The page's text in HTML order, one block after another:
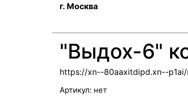
г. Москва
"Выдох-6"
https://xn--80aaxitdipd.xn--
Артикул: нет